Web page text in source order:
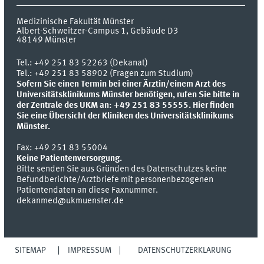
Medizinische Fakultät Münster
Albert-Schweitzer-Campus 1, Gebäude D3
48149 Münster
Tel.:+49 251 83 52263 (Dekanat)
Tel.: +49 251 83 58902 (Fragen zum Studium)
Sofern Sie einen Termin bei einer Ärztin/einem Arzt des
Universitätsklinikums Münster benötigen, rufen Sie bitte in
der Zentrale des UKM an: +49 251 83 55555. Hier finden
Sie eine Übersicht der Kliniken des Universitätsklinikums
Münster.
Fax:+49 251 83 55004
Keine Patientenversorgung.
Bitte senden Sie aus Gründen des Datenschutzes keine
Befundberichte/Arztbriefe mit personenbezogenen
Patientendaten an diese Faxnummer.
dekanmed@ukmuenster.de
SITEMAP IMPRESSUM DATENSCHUTZERKLÄRUNG